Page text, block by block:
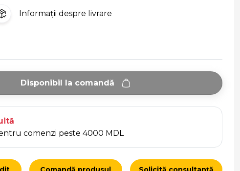
Informații despre livrare
Disponibil la comandă
comenzi peste 4000 MDL